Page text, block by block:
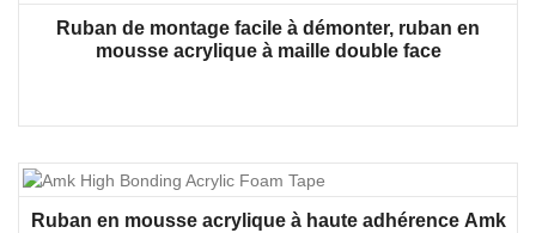
Ruban de montage facile à démonter, ruban en
mousse acrylique à maille double face
Ruban en mousse acrylique à haute adhérence Amk